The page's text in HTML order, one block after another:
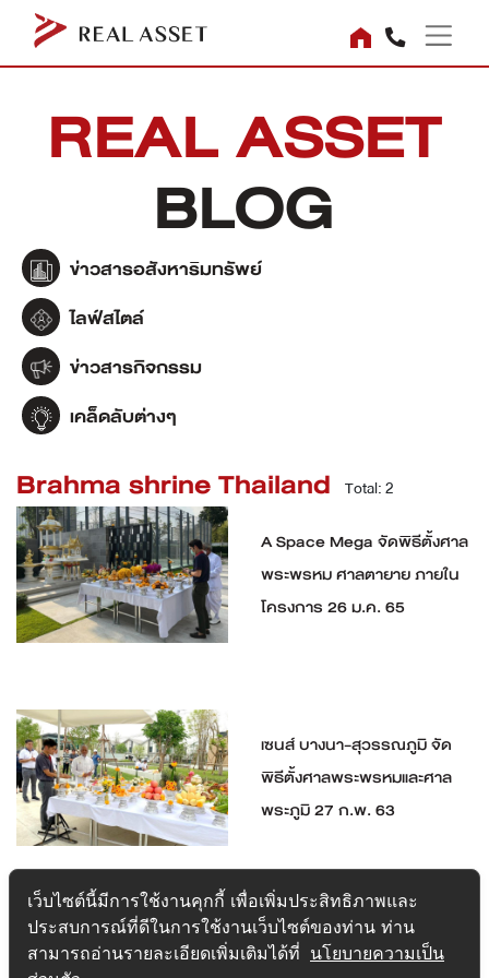
REAL ASSET
BLOG
ข่าวสารอสังหาริมทรัพย์
ไลฟ์สไตล์
ข่าวสารกิจกรรม
เคล็ดลับต่างๆ
Brahma shrine Thailand Total: 2
A Space Mega จัดพิธีตั้งศาล
พระพรหม ศาลตายาย ภายใน
โครงการ 26 ม.ค. 65
เซนส์ บางนา-สุวรรณภูมิ จัด
พิธีตั้งศาลพระพรหมและศาล
พระภูมิ 27 ก.พ. 63
เว็บไซต์นี้มีการใช้งานคุกกี้ เพื่อเพิ่มประสิทธิภาพและ
ประสบการณ์ที่ดีในการใช้งานเว็บไซต์ของท่าน ท่าน
สามารถอ่านรายละเอียดเพิ่มเติมได้ที่ นโยบายความเป็น